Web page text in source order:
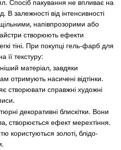
Спосіб пакування не впливає на
В залежності від інтенсивності
напівпрозорими або
створюють ефекти
тіні. При покупці гель-фарб для
її текстуру:
матеріал, завдяки
отримують насичені відтінки.
створювати справжні художні
декоративні блискітки. Вони
створюється ефект мерехтіння.
користуються золоті, блідо-